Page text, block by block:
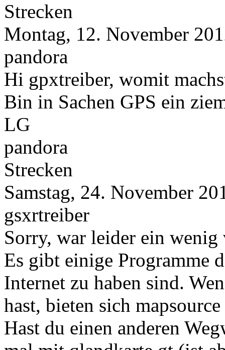
Strecken
Montag, 12. November
pandora
Hi gpxtreiber, womit
Bin in Sachen GPS ein
LG
pandora
Strecken
Samstag, 24. November
gsxrtreiber
Sorry, war leider ein wenig
Es gibt einige Programme
Internet zu haben sind.
hast, bieten sich
Hast du einen anderen